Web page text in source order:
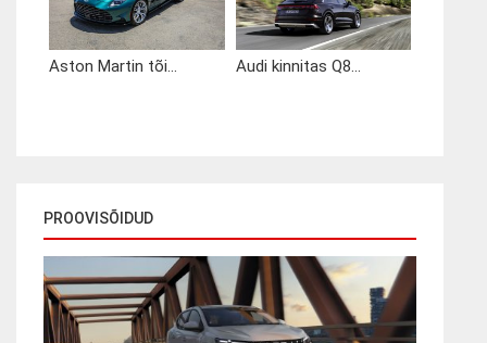
Aston Martin tõi... Audi kinnitas Q8...
PROOVISÕIDUD